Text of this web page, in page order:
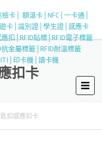
扣卡
扣感應扣卡